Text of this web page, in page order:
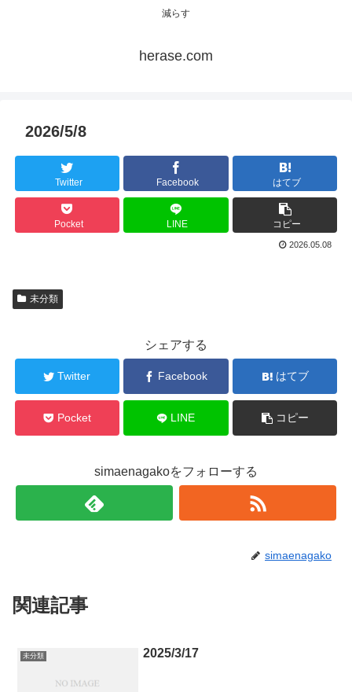
減らす
herase.com
2026/5/8
Twitter Facebook はてブ
Pocket LINE コピー
2026.05.08
未分類
シェアする
Twitter Facebook はてブ
Pocket LINE コピー
simaenagakoをフォローする
simaenagako
関連記事
未分類 2025/3/17